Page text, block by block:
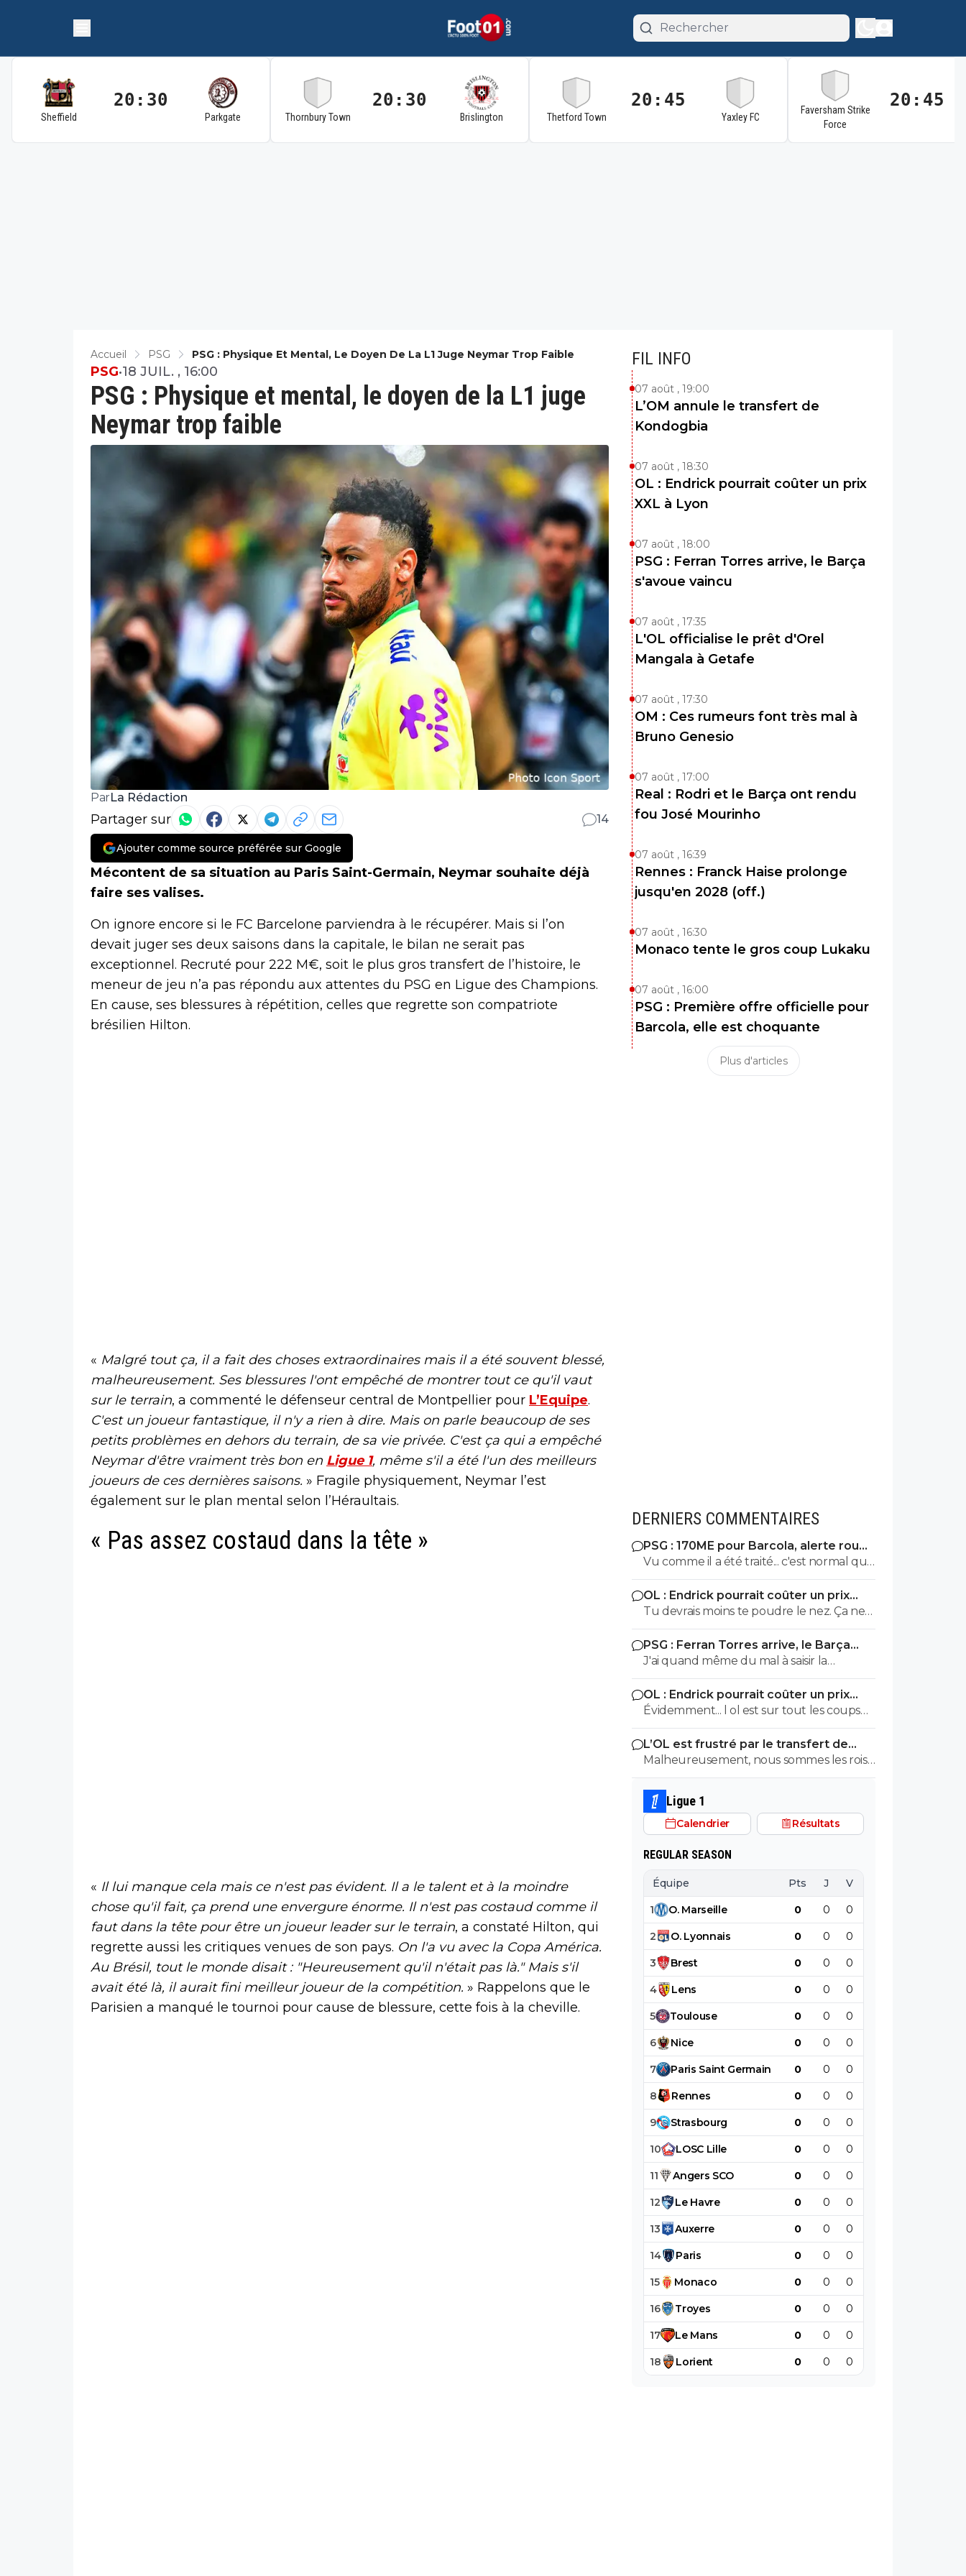
Sheffield
20:30
Parkgate Thornbury Town
20:30
Brislington Thetford Town
20:45
Yaxley FC
Faversham Strike
Force
20:45
Accueil PSG PSG : Physique Et Mental, Le Doyen De La L1 Juge Neymar Trop Faible
PSG : Physique et mental, le doyen de la L1 juge
Neymar trop faible
PSG•18 JUIL. , 16:00
ParLa Rédaction
Partager sur 14
Ajouter comme source préférée sur Google
Mécontent de sa situation au Paris Saint-Germain, Neymar souhaite déjà
faire ses valises.
On ignore encore si le FC Barcelone parviendra à le récupérer. Mais si l’on
devait juger ses deux saisons dans la capitale, le bilan ne serait pas
exceptionnel. Recruté pour 222 M€, soit le plus gros transfert de l’histoire, le
meneur de jeu n’a pas répondu aux attentes du PSG en Ligue des Champions.
En cause, ses blessures à répétition, celles que regrette son compatriote
brésilien Hilton.
« Malgré tout ça, il a fait des choses extraordinaires mais il a été souvent blessé,
malheureusement. Ses blessures l'ont empêché de montrer tout ce qu'il vaut
sur le terrain, a commenté le défenseur central de Montpellier pour L’Equipe.
C'est un joueur fantastique, il n'y a rien à dire. Mais on parle beaucoup de ses
petits problèmes en dehors du terrain, de sa vie privée. C'est ça qui a empêché
Neymar d'être vraiment très bon en Ligue 1, même s'il a été l'un des meilleurs
joueurs de ces dernières saisons. » Fragile physiquement, Neymar l’est
également sur le plan mental selon l’Héraultais.
« Pas assez costaud dans la tête »
« Il lui manque cela mais ce n'est pas évident. Il a le talent et à la moindre
chose qu'il fait, ça prend une envergure énorme. Il n'est pas costaud comme il
faut dans la tête pour être un joueur leader sur le terrain, a constaté Hilton, qui
regrette aussi les critiques venues de son pays. On l'a vu avec la Copa América.
Au Brésil, tout le monde disait : "Heureusement qu'il n'était pas là." Mais s'il
avait été là, il aurait fini meilleur joueur de la compétition. » Rappelons que le
Parisien a manqué le tournoi pour cause de blessure, cette fois à la cheville.
FIL INFO
07 août , 19:00
L’OM annule le transfert de
Kondogbia
07 août , 18:30
OL : Endrick pourrait coûter un prix
XXL à Lyon
07 août , 18:00
PSG : Ferran Torres arrive, le Barça
s'avoue vaincu
07 août , 17:35
L'OL officialise le prêt d'Orel
Mangala à Getafe
07 août , 17:30
OM : Ces rumeurs font très mal à
Bruno Genesio
07 août , 17:00
Real : Rodri et le Barça ont rendu
fou José Mourinho
07 août , 16:39
Rennes : Franck Haise prolonge
jusqu'en 2028 (off.)
07 août , 16:30
Monaco tente le gros coup Lukaku
07 août , 16:00
PSG : Première offre officielle pour
Barcola, elle est choquante
Plus d'articles
DERNIERS COMMENTAIRES
PSG : 170ME pour Barcola, alerte rouge
à Liverpool
Vu comme il a été traité... c'est normal qu'il
parte. De plus... n'oublie surtout pas que
Nasser a acheté les deux Champions
League. ^^
OL : Endrick pourrait coûter un prix
XXL à Lyon
Tu devrais moins te poudre le nez. Ça ne
te réussis pas. ^^
PSG : Ferran Torres arrive, le Barça
s'avoue vaincu
J'ai quand même du mal à saisir la
motivation de venir être un remplaçant
pour lui. Quand on regarde Ramos, Lee
ou Barcola on comprend ils partent pour
devenir titulaires.
OL : Endrick pourrait coûter un prix
XXL à Lyon
Évidemment... l ol est sur tout les coups
sergio grâce a textor tapis dans l ombre ^^
L’OL est frustré par le transfert de
Pavel Sulc
Malheureusement, nous sommes les rois
pour ça.
Ligue 1
Calendrier Résultats
REGULAR SEASON
Équipe Pts J V
1 O. Marseille 0 0 0
2 O. Lyonnais 0 0 0
3 Brest 0 0 0
4 Lens 0 0 0
5 Toulouse 0 0 0
6 Nice 0 0 0
7 Paris Saint Germain 0 0 0
8 Rennes 0 0 0
9 Strasbourg 0 0 0
10 LOSC Lille 0 0 0
11 Angers SCO 0 0 0
12 Le Havre 0 0 0
13 Auxerre 0 0 0
14 Paris 0 0 0
15 Monaco 0 0 0
16 Troyes 0 0 0
17 Le Mans 0 0 0
18 Lorient 0 0 0